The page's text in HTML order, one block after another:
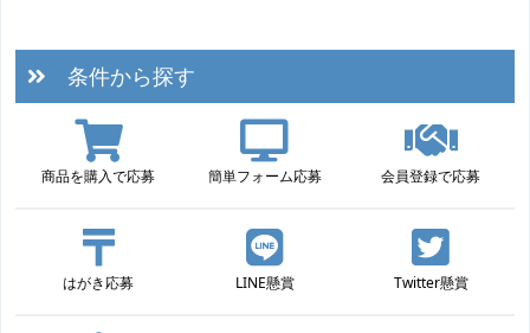
条件から探す
商品を購入で応募 簡単フォーム応募 会員登録で応募
はがき応募 LINE懸賞 Twitter懸賞